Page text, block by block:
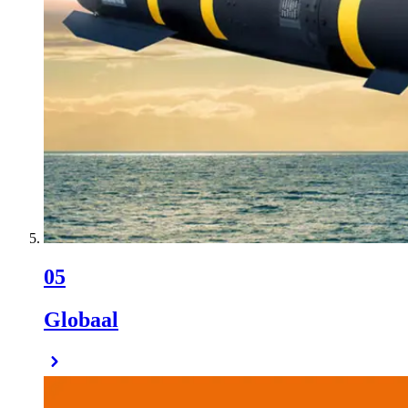
05
Globaal